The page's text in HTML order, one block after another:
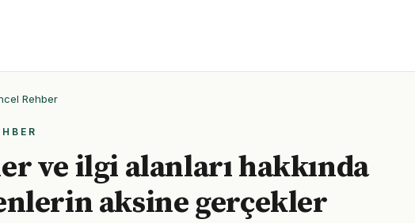
Rehber
ve ilgi alanları hakkında
aksine gerçekler